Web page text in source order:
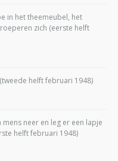
in het theemeubel, het
zich (eerste helft
helft februari 1948)
neer en leg er een lapje
helft februari 1948)